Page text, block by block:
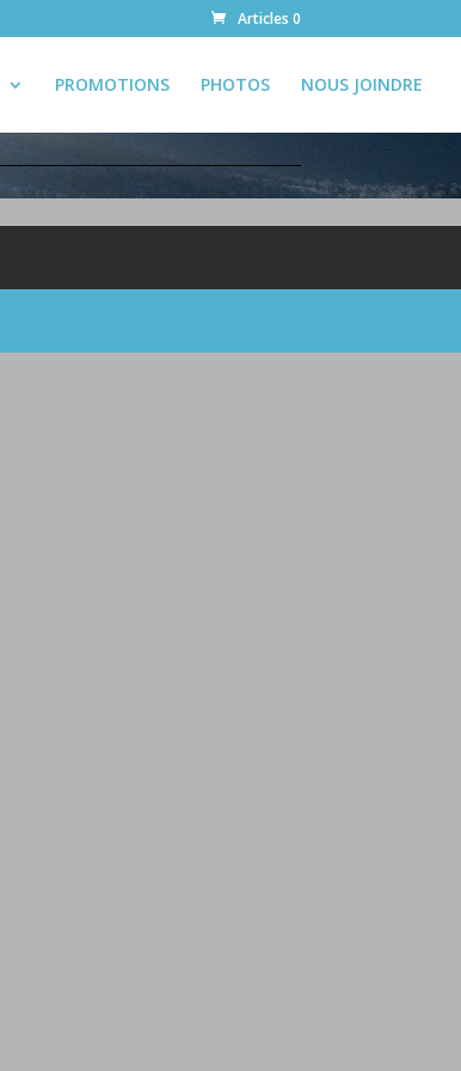
Articles 0
PROMOTIONS PHOTOS NOUS JOINDRE